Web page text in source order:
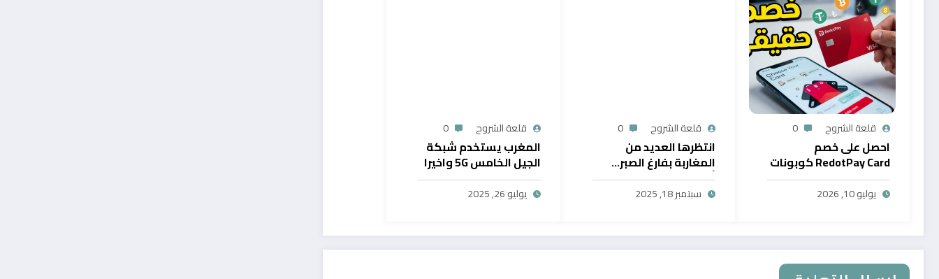
قلعة الشروح 0
احصل على خصم
RedotPay Card كوبونات
حصرية
يوليو 10, 2026
قلعة الشروح 0
انتظرها العديد من
المغاربة بفارغ الصبر…
أول خدمة رقمية تتيح
سحب الرصيد من بايبال
سبتمبر 18, 2025
قلعة الشروح 0
المغرب يستخدم شبكة
الجيل الخامس 5G واخيرا
يوليو 26, 2025